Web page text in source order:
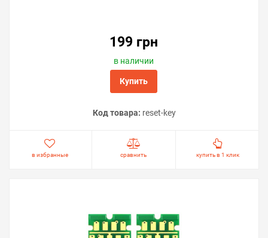
199 грн
в наличии
Купить
Код товара: reset-key
в избранные сравнить купить в 1 клик